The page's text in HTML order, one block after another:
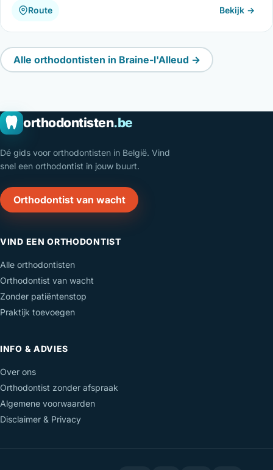
Route Bekijk →
Alle orthodontisten in Braine-l'Alleud →
orthodontisten.be
Dé gids voor orthodontisten in België. Vind
snel een orthodontist in jouw buurt.
Orthodontist van wacht
VIND EEN ORTHODONTIST
Alle orthodontisten
Orthodontist van wacht
Zonder patiëntenstop
Praktijk toevoegen
INFO & ADVIES
Over ons
Orthodontist zonder afspraak
Algemene voorwaarden
Disclaimer & Privacy